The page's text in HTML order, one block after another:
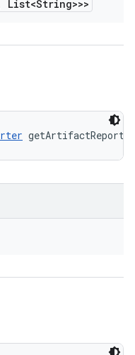
List<String>>>